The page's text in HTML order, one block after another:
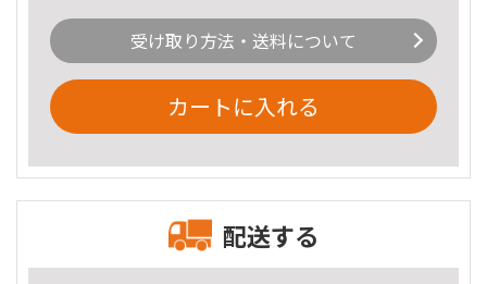
受け取り方法・送料について
カートに入れる
配送する